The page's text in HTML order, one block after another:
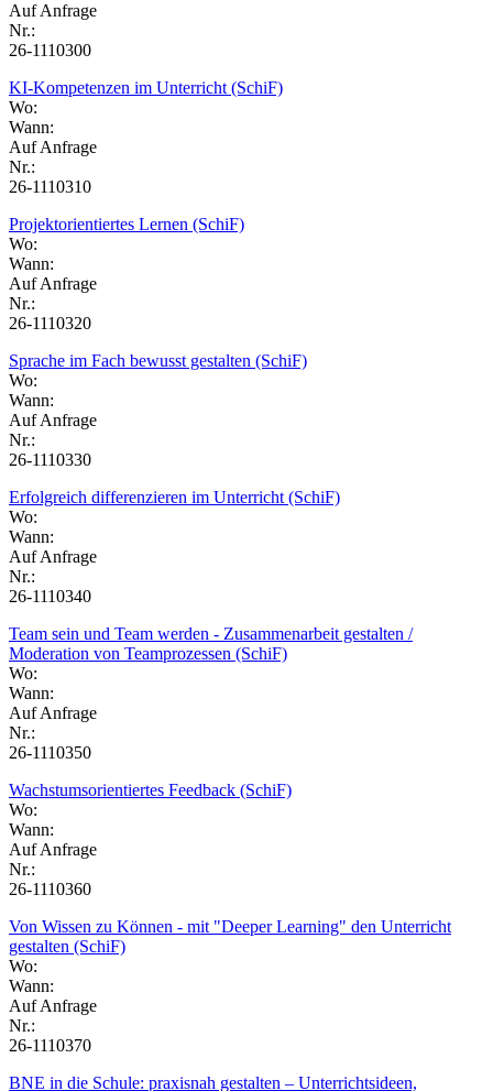
Auf Anfrage
Nr.:
26-1110300
KI-Kompetenzen im Unterricht (SchiF)
Wo:
Wann:
Auf Anfrage
Nr.:
26-1110310
Projektorientiertes Lernen (SchiF)
Wo:
Wann:
Auf Anfrage
Nr.:
26-1110320
Sprache im Fach bewusst gestalten (SchiF)
Wo:
Wann:
Auf Anfrage
Nr.:
26-1110330
Erfolgreich differenzieren im Unterricht (SchiF)
Wo:
Wann:
Auf Anfrage
Nr.:
26-1110340
Team sein und Team werden - Zusammenarbeit gestalten /
Moderation von Teamprozessen (SchiF)
Wo:
Wann:
Auf Anfrage
Nr.:
26-1110350
Wachstumsorientiertes Feedback (SchiF)
Wo:
Wann:
Auf Anfrage
Nr.:
26-1110360
Von Wissen zu Können - mit "Deeper Learning" den Unterricht
gestalten (SchiF)
Wo:
Wann:
Auf Anfrage
Nr.:
26-1110370
BNE in die Schule: praxisnah gestalten – Unterrichtsideen,